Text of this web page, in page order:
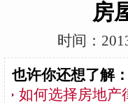
房
时间：
也许你还想了解
如何选择房地产